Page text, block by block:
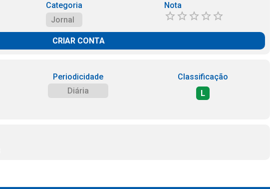
Categoria
Jornal
Nota
CRIAR CONTA
Periodicidade
Diária
Classificação
L